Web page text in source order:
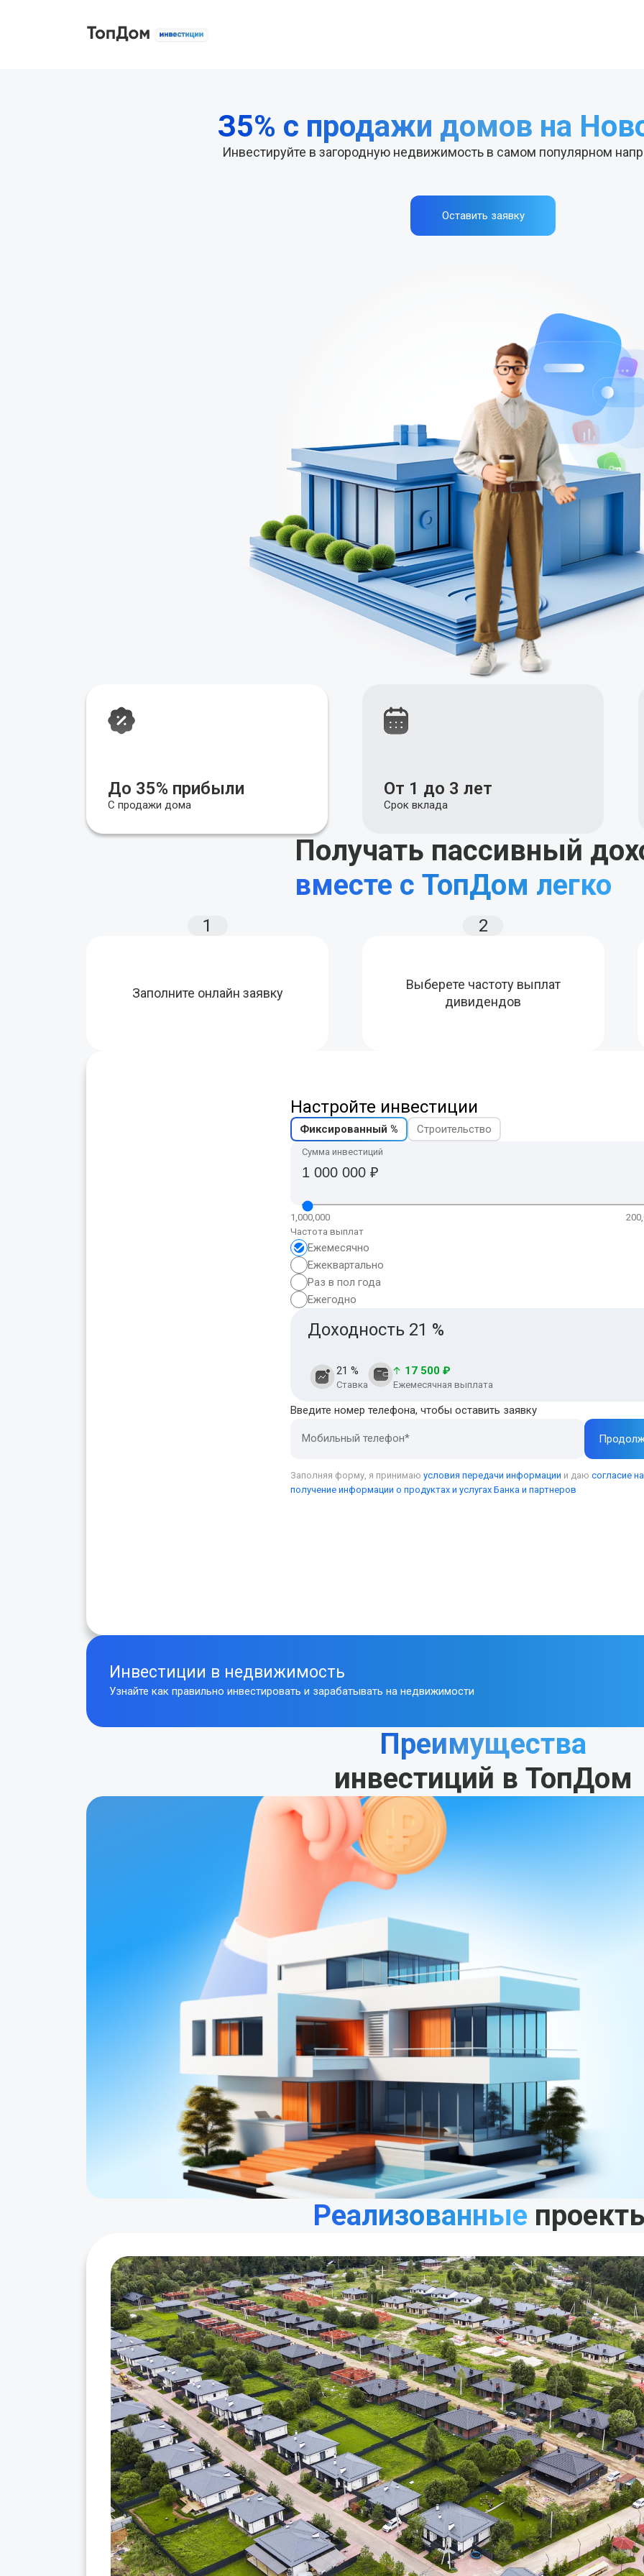
З5% с продажи домов на
Инвестируйте в загородную недвижимость в самом популярном
Оставить заявку
До 35% прибыли
С продажи дома
От 1 до 3 лет
Срок вклада
Получать пассивный
вместе с ТопДом легко
1
Заполните онлайн заявку
2
Выберете частоту выплат
дивидендов
Настройте инвестиции
Фиксированный % Строительство
Сумма инвестиций
1,000,000
Частота выплат
Ежемесячно
Ежеквартально
Раз в пол года
Ежегодно
Доходность 21 %
21 %
Ставка
17 500 ₽
Ежемесячная выплата
Введите номер телефона, чтобы оставить заявку
Мобильный телефон*
Заполняя форму, я принимаю условия передачи информации и даю согласие на
получение информации о продуктах и услугах Банка и партнеров
Инвестиции в недвижимость
Узнайте как правильно инвестировать и зарабатывать на недвижимости
Преимущества
инвестиций в ТопДом
Реализованные